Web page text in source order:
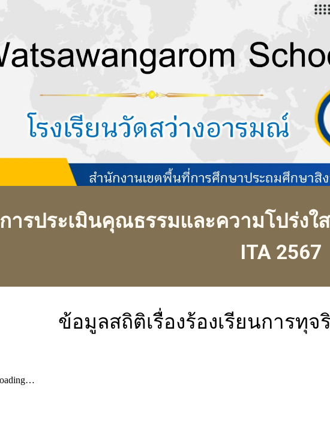
การประเมินคุณธรรมและความโปร่ง
ITA 2567
ข้อมูลสถิติเรื่องร้องเรียนการทุ